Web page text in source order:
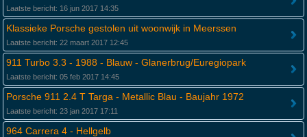
Laatste bericht: 16 jun 2017 14:35
Klassieke Porsche gestolen uit woonwijk in Meerssen
Laatste bericht: 22 maart 2017 12:45
911 Turbo 3.3 - 1988 - Blauw - Glanerbrug/Euregiopark
Laatste bericht: 05 feb 2017 14:45
Porsche 911 2.4 T Targa - Metallic Blau - Baujahr 1972
Laatste bericht: 23 jan 2017 17:11
964 Carrera 4 - Hellgelb